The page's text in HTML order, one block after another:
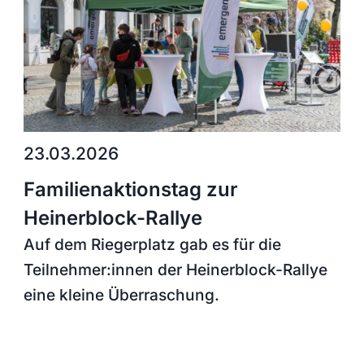
23.03.2026
Familienaktionstag zur
Heinerblock-Rallye
Auf dem Riegerplatz gab es für die
Teilnehmer:innen der Heinerblock-Rallye
eine kleine Überraschung.